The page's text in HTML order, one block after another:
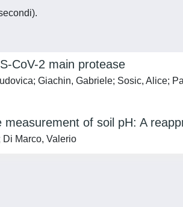
CoV-2 main protease
Giachin, Gabriele; Sosic, Alice;
of soil pH: A
Di Marco, Valerio